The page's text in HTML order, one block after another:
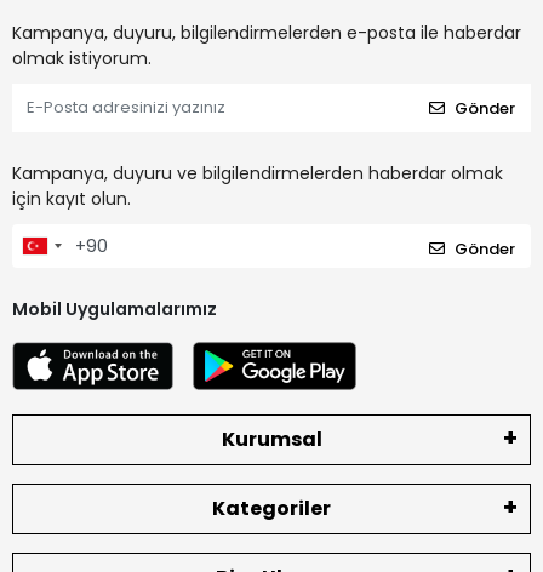
Kampanya, duyuru, bilgilendirmelerden e-posta ile haberdar
olmak istiyorum.
Gönder
Kampanya, duyuru ve bilgilendirmelerden haberdar olmak
için kayıt olun.
Gönder
Mobil Uygulamalarımız
Kurumsal
Kategoriler